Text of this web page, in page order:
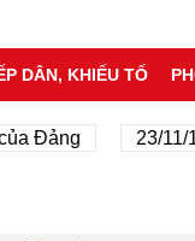
DÂN, KHIẾU TỐ
23/11/1945